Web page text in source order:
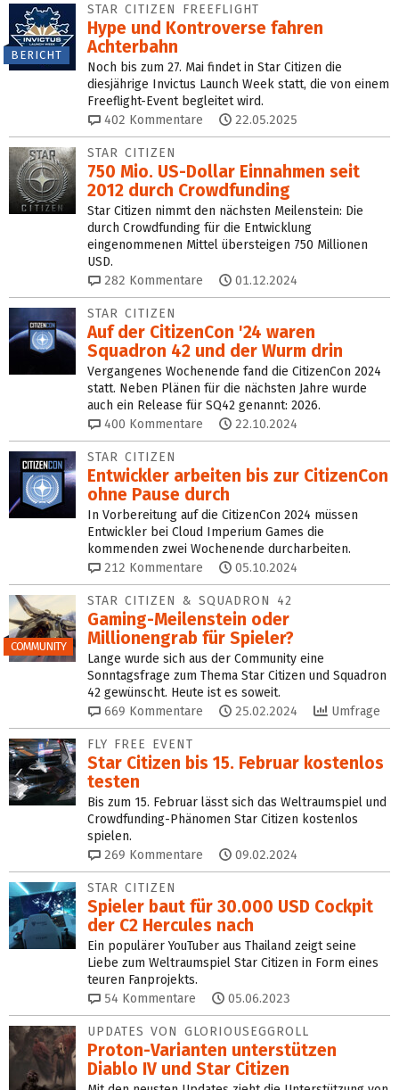
BERICHT
STAR CITIZEN FREEFLIGHT
Hype und Kontroverse fahren
Achterbahn
Noch bis zum 27. Mai findet in Star Citizen die
diesjährige Invictus Launch Week statt, die von einem
Freeflight-Event begleitet wird.
402 Kommentare 22.05.2025
STAR CITIZEN
750 Mio. US-Dollar Einnahmen seit
2012 durch Crowdfunding
Star Citizen nimmt den nächsten Meilenstein: Die
durch Crowdfunding für die Entwicklung
eingenommenen Mittel übersteigen 750 Millionen
USD.
282 Kommentare 01.12.2024
STAR CITIZEN
Auf der CitizenCon '24 waren
Squadron 42 und der Wurm drin
Vergangenes Wochenende fand die CitizenCon 2024
statt. Neben Plänen für die nächsten Jahre wurde
auch ein Release für SQ42 genannt: 2026.
400 Kommentare 22.10.2024
STAR CITIZEN
Entwickler arbeiten bis zur CitizenCon
ohne Pause durch
In Vorbereitung auf die CitizenCon 2024 müssen
Entwickler bei Cloud Imperium Games die
kommenden zwei Wochenende durcharbeiten.
212 Kommentare 05.10.2024
COMMUNITY
STAR CITIZEN & SQUADRON 42
Gaming-Meilenstein oder
Millionengrab für Spieler?
Lange wurde sich aus der Community eine
Sonntagsfrage zum Thema Star Citizen und Squadron
42 gewünscht. Heute ist es soweit.
669 Kommentare 25.02.2024 Umfrage
FLY FREE EVENT
Star Citizen bis 15. Februar kostenlos
testen
Bis zum 15. Februar lässt sich das Weltraumspiel und
Crowdfunding-Phänomen Star Citizen kostenlos
spielen.
269 Kommentare 09.02.2024
STAR CITIZEN
Spieler baut für 30.000 USD Cockpit
der C2 Hercules nach
Ein populärer YouTuber aus Thailand zeigt seine
Liebe zum Weltraumspiel Star Citizen in Form eines
teuren Fanprojekts.
54 Kommentare 05.06.2023
UPDATES VON GLORIOUSEGGROLL
Proton-Varianten unterstützen
Diablo IV und Star Citizen